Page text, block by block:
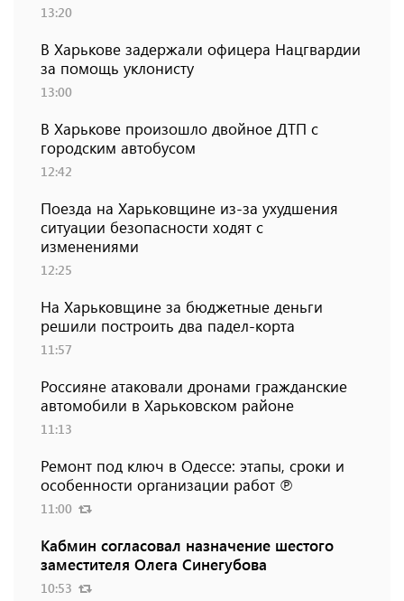
13:20
В Харькове задержали офицера Нацгвардии
за помощь уклонисту
13:00
В Харькове произошло двойное ДТП с
городским автобусом
12:42
Поезда на Харьковщине из-за ухудшения
ситуации безопасности ходят с
изменениями
12:25
На Харьковщине за бюджетные деньги
решили построить два падел-корта
11:57
Россияне атаковали дронами гражданские
автомобили в Харьковском районе
11:13
Ремонт под ключ в Одессе: этапы, сроки и
особенности организации работ ℗
11:00
Кабмин согласовал назначение шестого
заместителя Олега Синегубова
10:53